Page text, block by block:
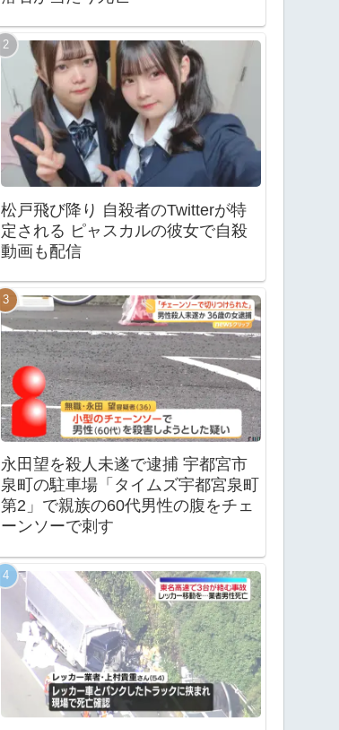
松戸飛び降り 自殺者のTwitterが特
定される ピャスカルの彼女で自殺
動画も配信
永田望を殺人未遂で逮捕 宇都宮市
泉町の駐車場「タイムズ宇都宮泉町
第2」で親族の60代男性の腹をチェ
ーンソーで刺す